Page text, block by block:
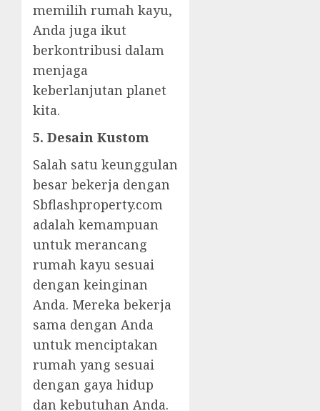
memilih rumah kayu,
Anda juga ikut
berkontribusi dalam
menjaga
keberlanjutan planet
kita.
5. Desain Kustom
Salah satu keunggulan
besar bekerja dengan
Sbflashproperty.com
adalah kemampuan
untuk merancang
rumah kayu sesuai
dengan keinginan
Anda. Mereka bekerja
sama dengan Anda
untuk menciptakan
rumah yang sesuai
dengan gaya hidup
dan kebutuhan Anda.